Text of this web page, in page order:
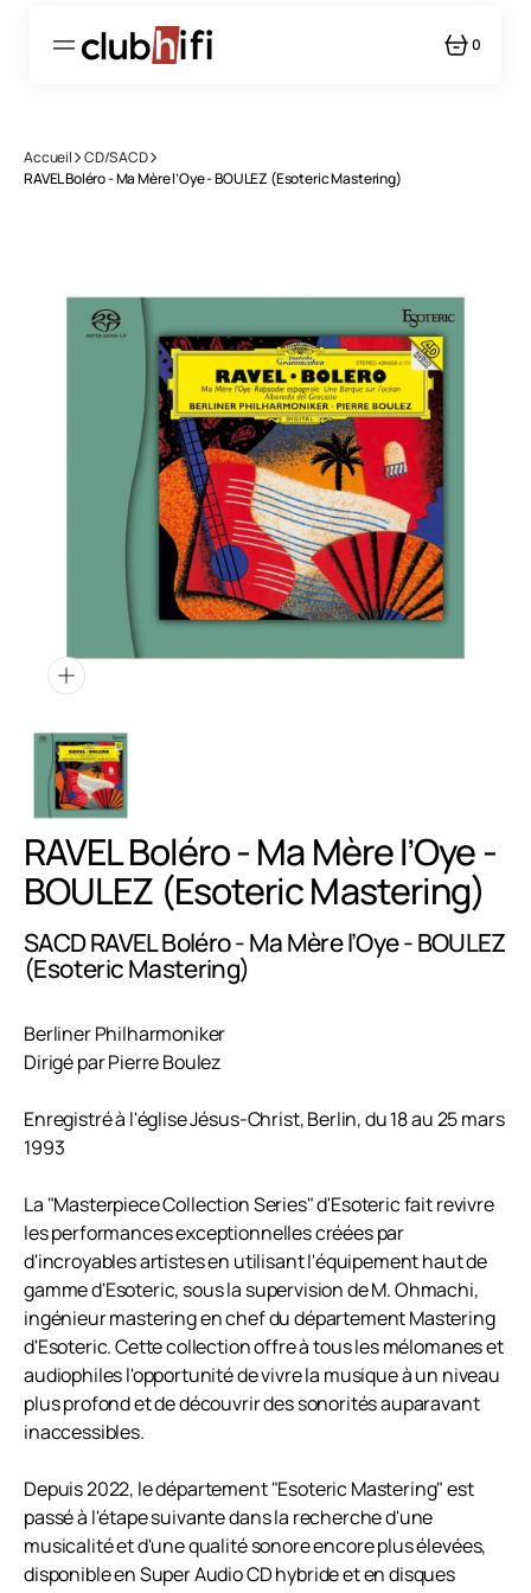
0
0
Accueil
CD/SACD
RAVEL Boléro - Ma Mère l’Oye - BOULEZ (Esoteric Mastering)
Ouvrir
le
média
1
dans
la
vue
galerie
RAVEL Boléro - Ma Mère l’Oye -
BOULEZ (Esoteric Mastering)
SACD RAVEL Boléro - Ma Mère l’Oye - BOULEZ
(Esoteric Mastering)
Berliner Philharmoniker
Dirigé par Pierre Boulez
Enregistré à l'église Jésus-Christ, Berlin, du 18 au 25 mars
1993
La "Masterpiece Collection Series" d'Esoteric fait revivre
les performances exceptionnelles créées par
d'incroyables artistes en utilisant l'équipement haut de
gamme d'Esoteric, sous la supervision de M. Ohmachi,
ingénieur mastering en chef du département Mastering
d'Esoteric. Cette collection offre à tous les mélomanes et
audiophiles l'opportunité de vivre la musique à un niveau
plus profond et de découvrir des sonorités auparavant
inaccessibles.
Depuis 2022, le département "Esoteric Mastering" est
passé à l'étape suivante dans la recherche d'une
musicalité et d'une qualité sonore encore plus élevées,
disponible en Super Audio CD hybride et en disques